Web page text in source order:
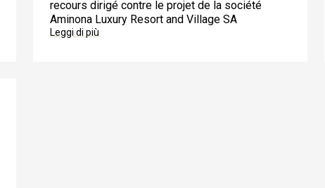
recours dirigé contre le projet de la société
Aminona Luxury Resort and Village SA
Leggi di più